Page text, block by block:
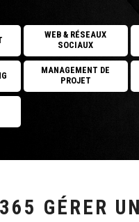
Collaboratif Microsoft
Systèmes d'exploitation
Base de données
Big data et
WEB & RÉSEAUX
SOCIAUX
MANAGEMENT DE
PROJET
GÉRER